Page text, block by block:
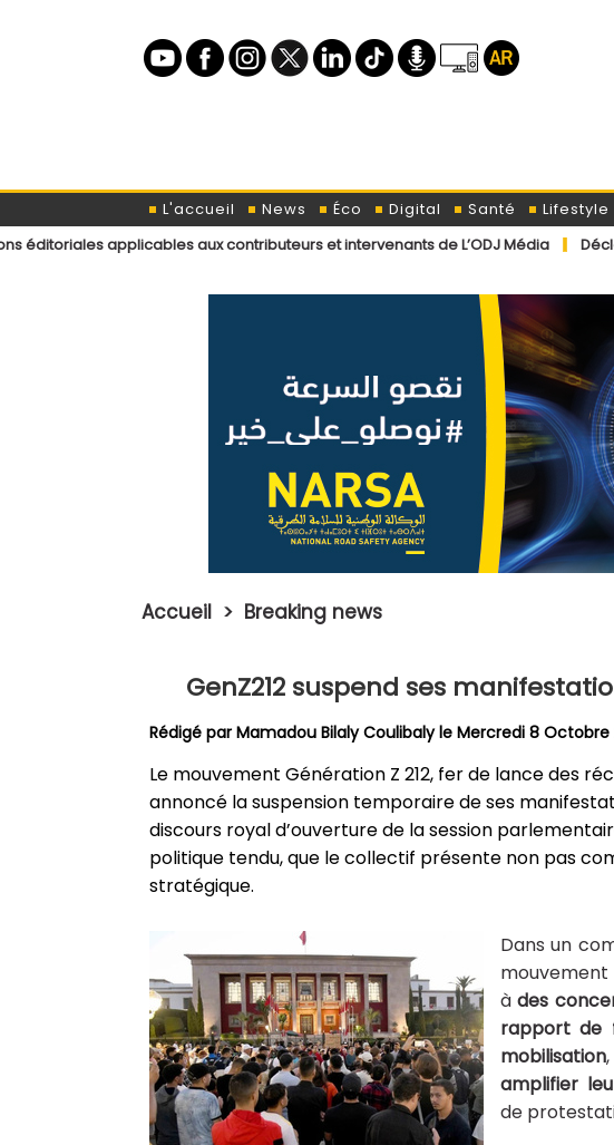
L'accueil News Éco Digital Santé Lifestyle
aux contributeurs et intervenants de L’ODJ Média
Déclaration du
Accueil > Breaking news
GenZ212 suspend ses
Rédigé parMamadou Bilaly Coulibalyle Mercredi 8 Octobre
Le mouvement Génération Z 212, fer de lance des
annoncé la suspension temporaire de ses
discours royal d’ouverture de la session
politique tendu, que le collectif présente non pas
stratégique.
Dans un
àdes
rapport de
mobilisation,
amplifier
de